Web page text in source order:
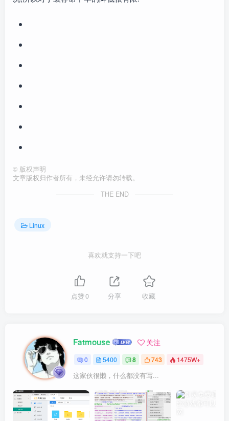
© 版权声明
文章版权归作者所有，未经允许请勿转载。
THE END
Linux
喜欢就支持一下吧
点赞0 分享 收藏
Fatmouse 关注
0 5400 8 743 1475W+
这家伙很懒，什么都没有写...